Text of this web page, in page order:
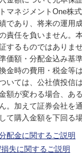
マネジメントOne株
であり、将来の運用
責任を負いません。
するものではありませ
価額・分配金込み基
金時の費用・税金等
いては、公社債投信
額が変わる場合、あ
。加えて証券会社を
て購入金額を下回る
配金に関するご説明
失に関するご説明